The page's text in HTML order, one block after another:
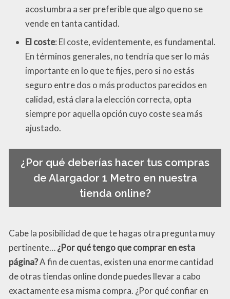
acostumbra a ser preferible que algo que no se
vende en tanta cantidad.
El coste: El coste, evidentemente, es fundamental.
En términos generales, no tendría que ser lo más
importante en lo que te fijes, pero si no estás
seguro entre dos o más productos parecidos en
calidad, está clara la elección correcta, opta
siempre por aquella opción cuyo coste sea más
ajustado.
¿Por qué deberías hacer tus compras
de Alargador 1 Metro en nuestra
tienda online?
Cabe la posibilidad de que te hagas otra pregunta muy
pertinente…¿Por qué tengo que comprar en esta
página?A fin de cuentas, existen una enorme cantidad
de otras tiendas online donde puedes llevar a cabo
exactamente esa misma compra. ¿Por qué confiar en